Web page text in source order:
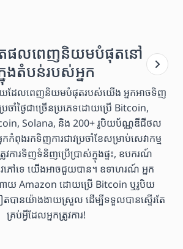
ផលពេញនិយមបំផុតនៅ
នុងតំបន់របស់អ្នក
ដែលពេញនិយមបំផុតរបស់យើង អ្នកអាចទិញ
ចាំថ្ងៃជាច្រើនប្រភេទដោយប្រើ Bitcoin,
Solana, និង 200+ រូបិយប័ណ្ណឌីជីថល
កំពុងរកទិញការជាវប្រចាំខែសម្រាប់សេវាកម្ម
រូវការទិញទំនិញប្រើប្រាស់ក្នុងផ្ទះ, ឧបករណ៍
វភៅទេ យើងអាចជួយបាន។ ឧទាហរណ៍ អ្នក
យ Amazon ដោយប្រើ Bitcoin ឬរូបិយ
បានយ៉ាងងាយស្រួល ដើម្បីទទួលបានស្ទើរតែ
គ្រប់អ្វីដែលអ្នកត្រូវការ!